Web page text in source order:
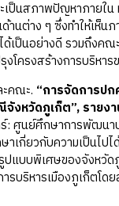
เป็นสภาพปัญหาภายใน
นต่าง ๆ ซึ่งทำให้เห็น
ด้เป็นอย่างดี รวมถึงค
โครงสร้างการบริหา
คณะ. “การจัดการป
งหวัดภูเก็ต”, รายง
: ศูนย์ศึกษาการพัฒนา
าเกี่ยวกับความเป็นไป
แบบพิเศษของจังหวัด
รบริหารเมืองภูเก็ตโดย